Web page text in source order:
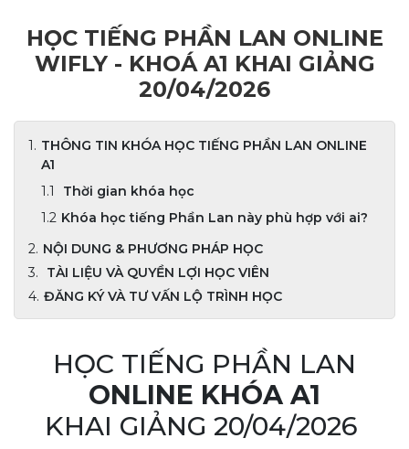
HỌC TIẾNG PHẦN LAN ONLINE
WIFLY - KHOÁ A1 KHAI GIẢNG
20/04/2026
THÔNG TIN KHÓA HỌC TIẾNG PHẦN LAN ONLINE
A1
Thời gian khóa học
Khóa học tiếng Phần Lan này phù hợp với ai?
NỘI DUNG & PHƯƠNG PHÁP HỌC
TÀI LIỆU VÀ QUYỀN LỢI HỌC VIÊN
ĐĂNG KÝ VÀ TƯ VẤN LỘ TRÌNH HỌC
HỌC TIẾNG PHẦN LAN
ONLINE KHÓA A1
KHAI GIẢNG 20/04/2026